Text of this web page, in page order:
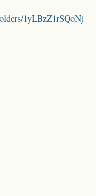
1yLBzZ1rSQoNj